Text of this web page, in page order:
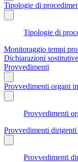
Tipologie di
Tipologie di
Monitoraggio tempi
Dichiarazioni
Provvedimenti
Provvedimenti organi
Provvedimenti
Provvedimenti
Provvedimenti